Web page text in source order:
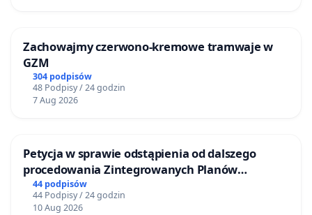
Zachowajmy czerwono-kremowe tramwaje w
GZM
304 podpisów
48 Podpisy / 24 godzin
7 Aug 2026
Petycja w sprawie odstąpienia od dalszego
procedowania Zintegrowanych Planów
Inwestycyjnych „Myślenice – Barnasiówka” oraz
„Myślenice – Bukówka”
44 podpisów
44 Podpisy / 24 godzin
10 Aug 2026